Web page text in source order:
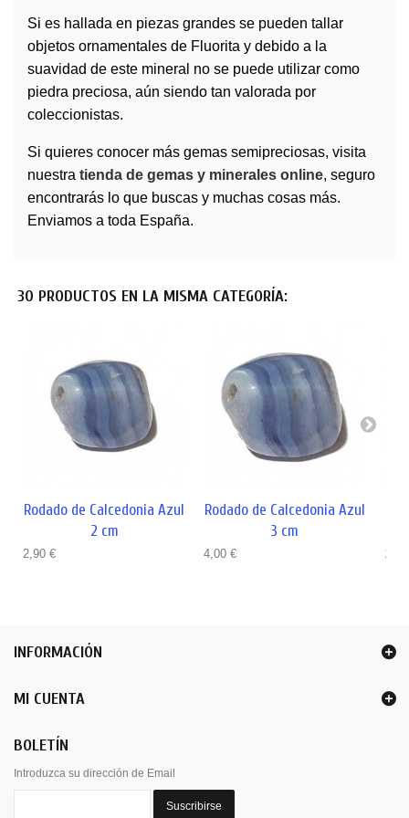
Si es hallada en piezas grandes se pueden tallar
objetos ornamentales de Fluorita y debido a la
suavidad de este mineral no se puede utilizar como
piedra preciosa, aún siendo tan valorada por
coleccionistas.
Si quieres conocer más gemas semipreciosas, visita
nuestra tienda de gemas y minerales online, seguro
encontrarás lo que buscas y muchas cosas más.
Enviamos a toda España.
30 PRODUCTOS EN LA MISMA CATEGORÍA:
Rodado de Calcedonia Azul
2 cm
2,90 €
Rodado de Calcedonia Azul
3 cm
4,00 €
INFORMACIÓN
MI CUENTA
BOLETÍN
Introduzca su dirección de Email
Suscribirse